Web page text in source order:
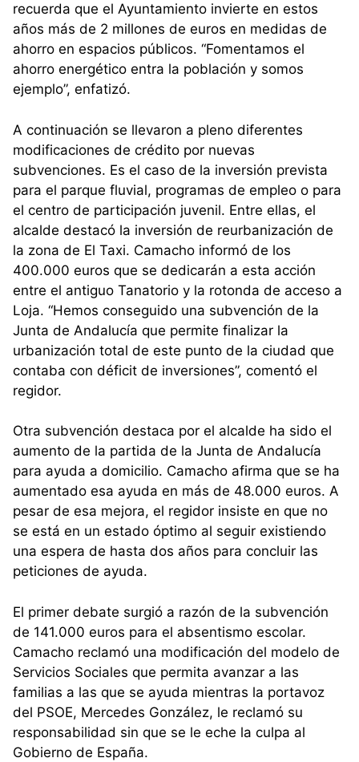
recuerda que el Ayuntamiento invierte en estos
años más de 2 millones de euros en medidas de
ahorro en espacios públicos. “Fomentamos el
ahorro energético entra la población y somos
ejemplo”, enfatizó.
A continuación se llevaron a pleno diferentes
modificaciones de crédito por nuevas
subvenciones. Es el caso de la inversión prevista
para el parque fluvial, programas de empleo o para
el centro de participación juvenil. Entre ellas, el
alcalde destacó la inversión de reurbanización de
la zona de El Taxi. Camacho informó de los
400.000 euros que se dedicarán a esta acción
entre el antiguo Tanatorio y la rotonda de acceso a
Loja. “Hemos conseguido una subvención de la
Junta de Andalucía que permite finalizar la
urbanización total de este punto de la ciudad que
contaba con déficit de inversiones”, comentó el
regidor.
Otra subvención destaca por el alcalde ha sido el
aumento de la partida de la Junta de Andalucía
para ayuda a domicilio. Camacho afirma que se ha
aumentado esa ayuda en más de 48.000 euros. A
pesar de esa mejora, el regidor insiste en que no
se está en un estado óptimo al seguir existiendo
una espera de hasta dos años para concluir las
peticiones de ayuda.
El primer debate surgió a razón de la subvención
de 141.000 euros para el absentismo escolar.
Camacho reclamó una modificación del modelo de
Servicios Sociales que permita avanzar a las
familias a las que se ayuda mientras la portavoz
del PSOE, Mercedes González, le reclamó su
responsabilidad sin que se le eche la culpa al
Gobierno de España.